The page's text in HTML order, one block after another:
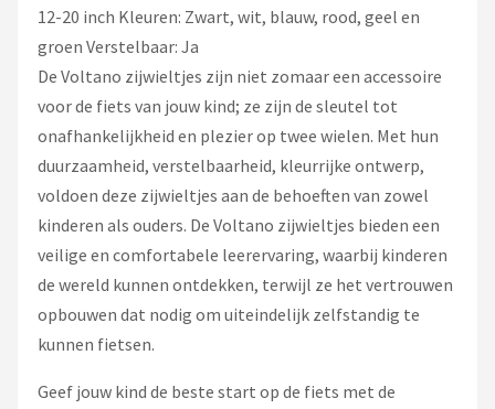
12-20 inch Kleuren: Zwart, wit, blauw, rood, geel en
groen Verstelbaar: Ja
De Voltano zijwieltjes zijn niet zomaar een accessoire
voor de fiets van jouw kind; ze zijn de sleutel tot
onafhankelijkheid en plezier op twee wielen. Met hun
duurzaamheid, verstelbaarheid, kleurrijke ontwerp,
voldoen deze zijwieltjes aan de behoeften van zowel
kinderen als ouders. De Voltano zijwieltjes bieden een
veilige en comfortabele leerervaring, waarbij kinderen
de wereld kunnen ontdekken, terwijl ze het vertrouwen
opbouwen dat nodig om uiteindelijk zelfstandig te
kunnen fietsen.
Geef jouw kind de beste start op de fiets met de